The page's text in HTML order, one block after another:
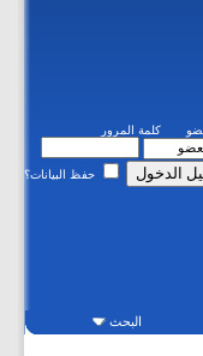
كلمة المرور
حفظ البيانات؟
البحث